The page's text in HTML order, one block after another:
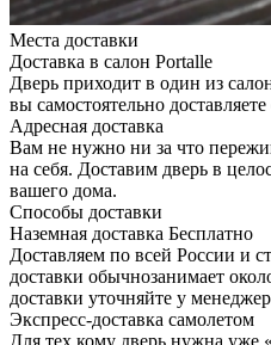
Места доставки
Доставка в салон Portalle
Дверь приходит в один из
вы самостоятельно
Адресная доставка
Вам не нужно ни за что
на себя. Доставим дверь в
вашего дома.
Способы доставки
Наземная доставка Бесплатно
Доставляем по всей России и
доставки обычнозанимает
доставки уточняйте у
Экспресс-доставка самолетом
Для тех кому дверь нужна уже